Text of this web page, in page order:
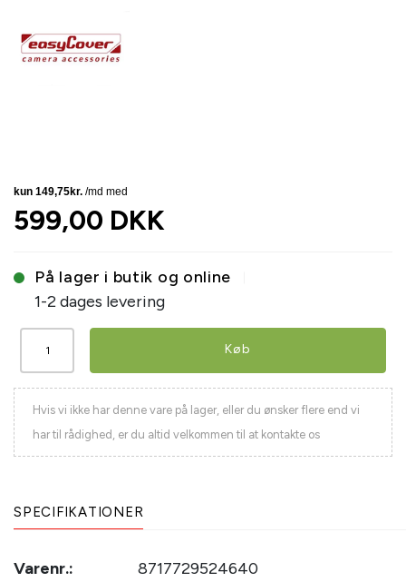
599,00 DKK
På lager i butik og online
1-2 dages levering
Køb
Hvis vi ikke har denne vare på lager, eller du ønsker flere end vi
har til rådighed, er du altid velkommen til at kontakte os
SPECIFIKATIONER
Varenr.: 8717729524640